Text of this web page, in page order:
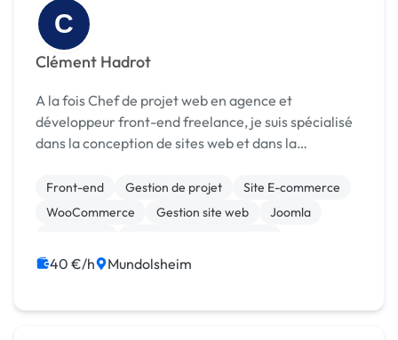
C
Clément Hadrot
A la fois Chef de projet web en agence et
développeur front-end freelance, je suis spécialisé
dans la conception de sites web et dans la
de contenus : WordPress, Joomla, Prestashop,
Drupal,.... ...
Front-end Gestion de projet
Site E-commerce
WooCommerce
Gestion site web
Joomla
Web Analytics
40 €/h Mundolsheim